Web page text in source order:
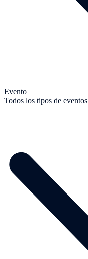
Evento
Todos los tipos de eventos